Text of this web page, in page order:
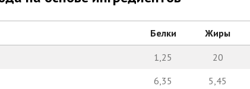
Белки Жиры
1,25 20
6,35 5,45